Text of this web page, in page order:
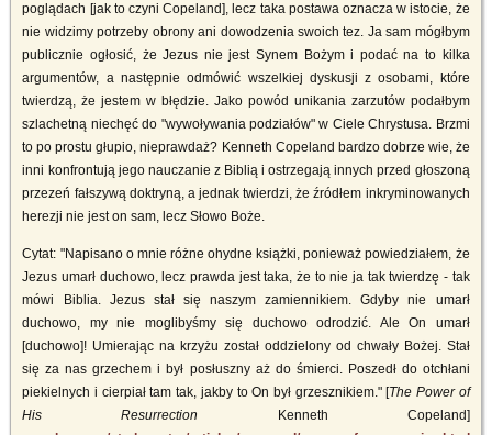
poglądach [jak to czyni Copeland], lecz taka postawa oznacza w istocie, że
nie widzimy potrzeby obrony ani dowodzenia swoich tez. Ja sam mógłbym
publicznie ogłosić, że Jezus nie jest Synem Bożym i podać na to kilka
argumentów, a następnie odmówić wszelkiej dyskusji z osobami, które
twierdzą, że jestem w błędzie. Jako powód unikania zarzutów podałbym
szlachetną niechęć do "wywoływania podziałów" w Ciele Chrystusa. Brzmi
to po prostu głupio, nieprawdaż? Kenneth Copeland bardzo dobrze wie, że
inni konfrontują jego nauczanie z Biblią i ostrzegają innych przed głoszoną
przezeń fałszywą doktryną, a jednak twierdzi, że źródłem inkryminowanych
herezji nie jest on sam, lecz Słowo Boże.
Cytat: "Napisano o mnie różne ohydne książki, ponieważ powiedziałem, że
Jezus umarł duchowo, lecz prawda jest taka, że to nie ja tak twierdzę - tak
mówi Biblia. Jezus stał się naszym zamiennikiem. Gdyby nie umarł
duchowo, my nie moglibyśmy się duchowo odrodzić. Ale On umarł
[duchowo]! Umierając na krzyżu został oddzielony od chwały Bożej. Stał
się za nas grzechem i był posłuszny aż do śmierci. Poszedł do otchłani
piekielnych i cierpiał tam tak, jakby to On był grzesznikiem." [The Power of
His Resurrection
Kenneth Copeland]